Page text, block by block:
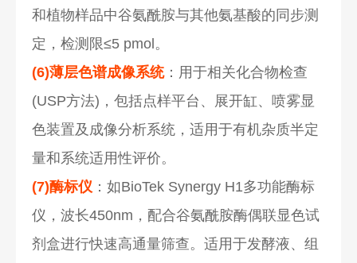
和植物样品中谷氨酰胺与其他氨基酸的同步测
定，检测限≤5 pmol。
(6)薄层色谱成像系统：用于相关化合物检查
(USP方法)，包括点样平台、展开缸、喷雾显
色装置及成像分析系统，适用于有机杂质半定
量和系统适用性评价。
(7)酶标仪 ：如BioTek Synergy H1多功能酶标
仪，波长450nm，配合谷氨酰胺酶偶联显色试
剂盒进行快速高通量筛查。适用于发酵液、组